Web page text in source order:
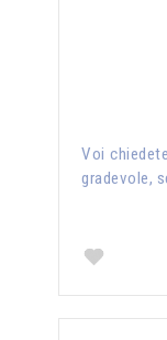
Voi
gradevole,